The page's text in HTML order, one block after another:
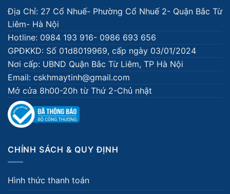
Địa Chỉ: 27 Cổ Nhuế- Phường Cổ Nhuế 2- Quận Bắc Từ
Liêm- Hà Nội
Hotline: 0984 193 916- 0986 693 656
GPĐKKD: Số 01d8019969, cấp ngày 03/01/2024
Nơi cấp: UBND Quận Bắc Từ Liêm, TP Hà Nội
Email: cskhmaytinh@gmail.com
Mở cửa 8h00-20h từ Thứ 2-Chủ nhật
CHÍNH SÁCH & QUY ĐỊNH
Hình thức thanh toán